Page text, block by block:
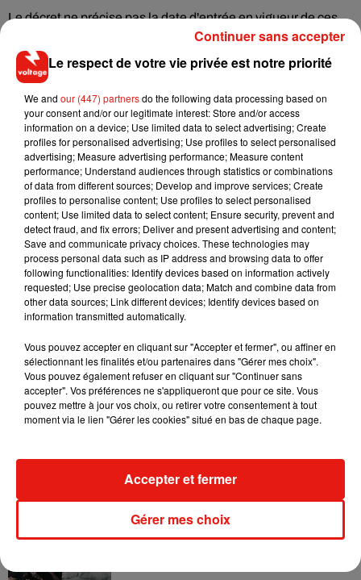
Le décret ne précise pas la date d'entrée en vigueur de ces
mesures, qui sont donc applicablesen théorie dès samedi.
"Les pharmaciens et les sages-femmes peuvent vacciner
depuis aujourd'hui
sont disponibles", a néanmoins affirmé le ministre de la
Santé, Olivier Véran, ce matin sur
RMC et BFMTV
Mais le Premier ministre, Jean Castex, a annoncé jeudi 4
mars que la vaccination en pharmacie débutera "à compter
de la semaine du 15 mars " pour "les personnes ayant plus
50 ans et présentant une comorbidité".
(Avec AFP)
Musique
Il y a 10 ans, DJ Snake changeait de
Le respect de votre vie privée est notre priorité
We and our (447) partnersdo the following data processing based on
your consent and/or our legitimate interest: Store and/or access
information on a device; Use limited data to select advertising; Create
profiles for personalised advertising; Use profiles to select personalised
advertising; Measure advertising performance; Measure content
performance; Understand audiences through statistics or combinations
of data from different sources; Develop and improve services; Create
profiles to personalise content; Use profiles to select personalised
content; Use limited data to select content; Ensure security, prevent and
detect fraud, and fix errors; Deliver and present advertising and content;
Save and communicate privacy choices. These technologies may
process personal data such as IP address and browsing data to offer
following functionalities: Identify devices based on information actively
requested; Use precise geolocation data; Match and combine data from
other data sources; Link different devices; Identify devices based on
information transmitted automatically.
Vous pouvez accepter en cliquant sur "Accepter et fermer", ou affiner en
sélectionnant les finalités et/ou partenaires dans "Gérer mes choix".
Vous pouvez également refuser en cliquant sur "Continuer sans
accepter". Vos préférences ne s'appliqueront que pour ce site. Vous
pouvez mettre à jour vos choix, ou retirer votre consentement à tout
moment via le lien "Gérer les cookies" situé en bas de chaque page.
Gérer mes choix
Accepter et fermer
Continuer sans accepter